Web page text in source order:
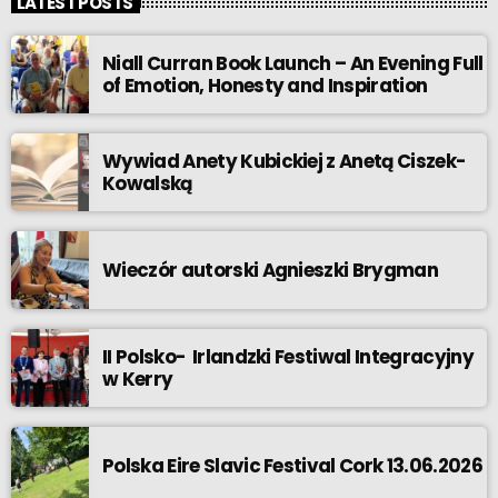
Niall Curran Book Launch – An Evening Full
of Emotion, Honesty and Inspiration
Wywiad Anety Kubickiej z Anetą Ciszek-
Kowalską
Wieczór autorski Agnieszki Brygman
II Polsko- Irlandzki Festiwal Integracyjny
w Kerry
Polska Eire Slavic Festival Cork 13.06.2026